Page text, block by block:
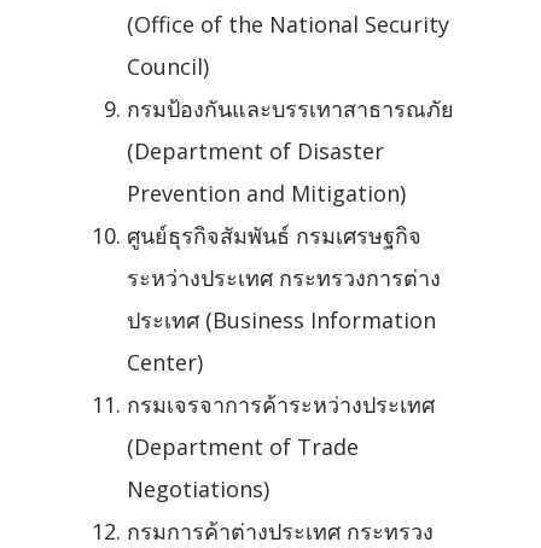
(Office of the National Security
Council)
กรมป้องกันและบรรเทาสาธารณภัย
(Department of Disaster
Prevention and Mitigation)
ศูนย์ธุรกิจสัมพันธ์ กรมเศรษฐกิจ
ระหว่างประเทศ กระทรวงการต่าง
ประเทศ (Business Information
Center)
กรมเจรจาการค้าระหว่างประเทศ
(Department of Trade
Negotiations)
กรมการค้าต่างประเทศ กระทรวง